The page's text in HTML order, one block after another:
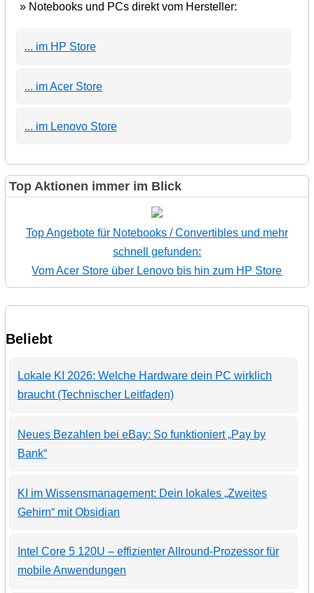
» Notebooks und PCs direkt vom Hersteller:
... im HP Store
... im Acer Store
... im Lenovo Store
Top Aktionen immer im Blick
Top Angebote für Notebooks / Convertibles und mehr
schnell gefunden:
Vom Acer Store über Lenovo bis hin zum HP Store
Beliebt
Lokale KI 2026: Welche Hardware dein PC wirklich
braucht (Technischer Leitfaden)
Neues Bezahlen bei eBay: So funktioniert „Pay by
Bank“
KI im Wissensmanagement: Dein lokales „Zweites
Gehirn“ mit Obsidian
Intel Core 5 120U – effizienter Allround-Prozessor für
mobile Anwendungen